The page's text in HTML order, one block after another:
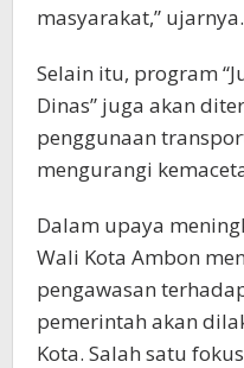
masyarakat,” ujarnya.
Selain itu, program
Dinas” juga akan
penggunaan
mengurangi
Dalam upaya
Wali Kota Ambon
pengawasan
pemerintah akan
Kota. Salah satu